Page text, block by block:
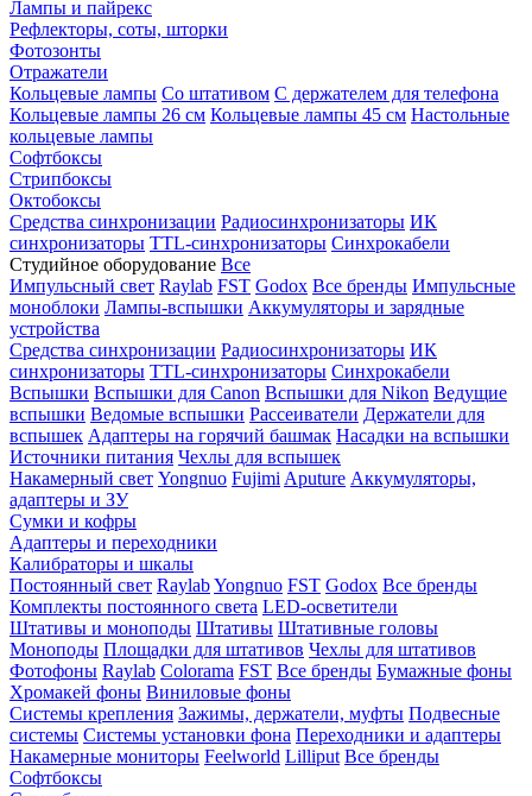
Лампы и пайрекс
Рефлекторы, соты, шторки
Фотозонты
Отражатели
Кольцевые лампы Со штативом С держателем для телефона
Кольцевые лампы 26 см Кольцевые лампы 45 см Настольные
кольцевые лампы
Софтбоксы
Стрипбоксы
Октобоксы
Средства синхронизации Радиосинхронизаторы ИК
синхронизаторы TTL-синхронизаторы Синхрокабели
Студийное оборудование Все
Импульсный свет Raylab FST Godox Все бренды Импульсные
моноблоки Лампы-вспышки Аккумуляторы и зарядные
устройства
Средства синхронизации Радиосинхронизаторы ИК
синхронизаторы TTL-синхронизаторы Синхрокабели
Вспышки Вспышки для Canon Вспышки для Nikon Ведущие
вспышки Ведомые вспышки Рассеиватели Держатели для
вспышек Адаптеры на горячий башмак Насадки на вспышки
Источники питания Чехлы для вспышек
Накамерный свет Yongnuo Fujimi Aputure Аккумуляторы,
адаптеры и ЗУ
Сумки и кофры
Адаптеры и переходники
Калибраторы и шкалы
Постоянный свет RaylabYongnuo FST Godox Все бренды
Комплекты постоянного света LED-осветители
Штативы и моноподы Штативы Штативные головы
Моноподы Площадки для штативов Чехлы для штативов
Фотофоны Raylab Colorama FST Все бренды Бумажные фоны
Хромакей фоны Виниловые фоны
Системы крепления Зажимы, держатели, муфты Подвесные
системы Системы установки фона Переходники и адаптеры
Накамерные мониторы Feelworld Lilliput Все бренды
Софтбоксы